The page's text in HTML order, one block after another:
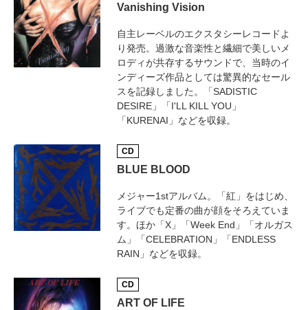
Vanishing Vision
自主レーベルのエクスタシーレコードよ
り発売。過激な音楽性と繊細で美しいメ
ロディが共存するサウンドで、当時のイ
ンディーズ作品としては驚異的なセール
スを記録しました。「SADISTIC
DESIRE」「I'LL KILL YOU」
「KURENAI」などを収録。
CD
BLUE BLOOD
メジャー1stアルバム。「紅」をはじめ、
ライブでも定番の曲が顔をそろえていま
す。ほか「X」「Week End」「オルガス
ム」「CELEBRATION」「ENDLESS
RAIN」などを収録。
CD
ART OF LIFE